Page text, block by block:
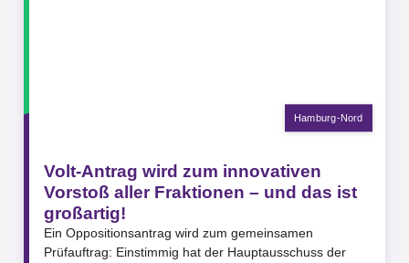
Hamburg-Nord
Volt-Antrag wird zum innovativen
Vorstoß aller Fraktionen – und das ist
großartig!
Ein Oppositionsantrag wird zum gemeinsamen
Prüfauftrag: Einstimmig hat der Hauptausschuss der